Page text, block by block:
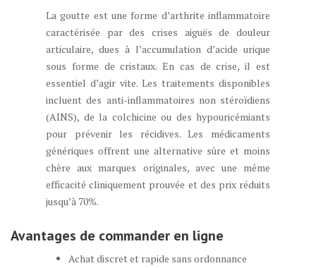
La goutte est une forme d’arthrite inflammatoire
caractérisée par des crises aiguës de douleur
articulaire, dues à l’accumulation d’acide urique
sous forme de cristaux. En cas de crise, il est
essentiel d’agir vite. Les traitements disponibles
incluent des anti-inflammatoires non stéroïdiens
(AINS), de la colchicine ou des hypouricémiants
pour prévenir les récidives. Les médicaments
génériques offrent une alternative sûre et moins
chère aux marques originales, avec une même
efficacité cliniquement prouvée et des prix réduits
jusqu’à 70%.
Avantages de commander en ligne
Achat discret et rapide sans ordonnance